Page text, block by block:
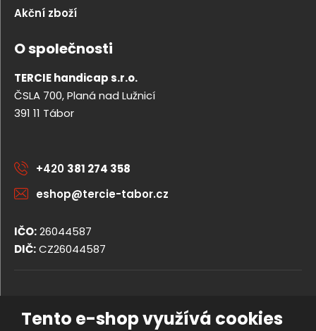
Tento e-shop využívá cookies
Akční zboží
O společnosti
TERCIE handicap s.r.o.
ČSLA 700, Planá nad Lužnicí
391 11 Tábor
+420 381 274 358
eshop@tercie-tabor.cz
IČO:26044587
DIČ:CZ26044587
Obchodní podmínky